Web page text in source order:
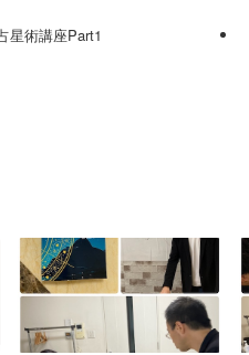
星術講座Part1